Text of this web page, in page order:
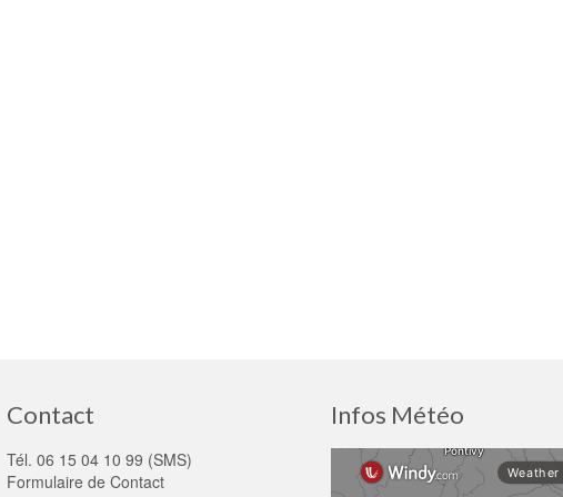
Contact
Tél. 06 15 04 10 99 (SMS)
Formulaire de Contact
Infos Météo